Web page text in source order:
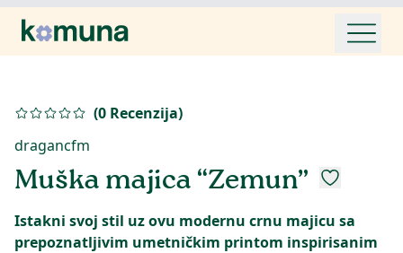
(0 Recenzija)
dragancfm
Muška majica “Zemun”
Istakni svoj stil uz ovu modernu crnu majicu sa
prepoznatljivim umetničkim printom inspirisanim